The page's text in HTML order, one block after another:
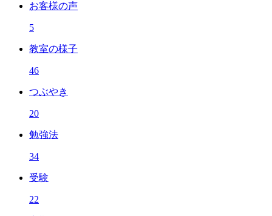
お客様の声
5
教室の様子
46
つぶやき
20
勉強法
34
受験
22